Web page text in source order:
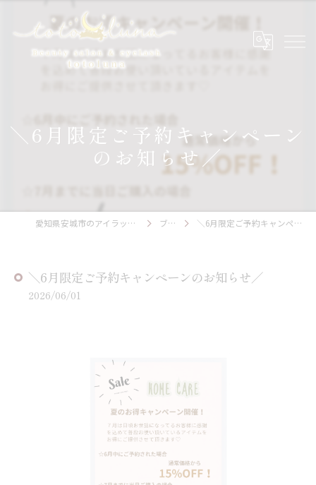
＼6月限定ご予約キャンペーン
のお知らせ／
愛知県安城市のアイラッシュならtotoluna ブログ ＼6月限定ご予約キャンペーンのお知らせ／
＼6月限定ご予約キャンペーンのお知らせ／
2026/06/01